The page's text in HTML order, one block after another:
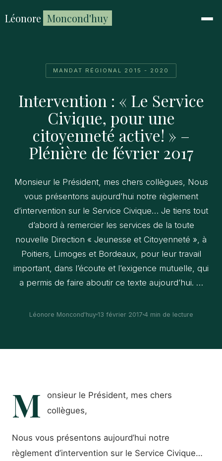
Léonore Moncond'huy
MANDAT RÉGIONAL 2015 - 2020
Intervention : « Le Service
Civique, pour une
citoyenneté active! » –
Plénière de février 2017
Monsieur le Président, mes chers collègues, Nous
vous présentons aujourd’hui notre règlement
d’intervention sur le Service Civique… Je tiens tout
d’abord à remercier les services de la toute
nouvelle Direction « Jeunesse et Citoyenneté », à
Poitiers, Limoges et Bordeaux, pour leur travail
important, dans l’écoute et l’exigence mutuelle, qui
a permis de faire aboutir ce texte aujourd’hui. …
Léonore Moncond'huy 13 février 2017 4 min de lecture
M
onsieur le Président, mes chers
collègues,
Nous vous présentons aujourd’hui notre
règlement d’intervention sur le Service Civique…